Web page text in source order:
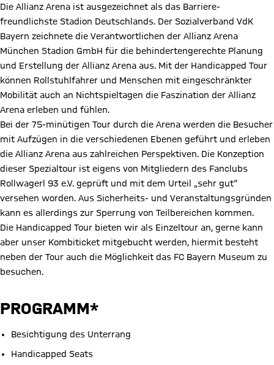
Die Allianz Arena ist ausgezeichnet als das Barriere-
freundlichste Stadion Deutschlands. Der Sozialverband VdK
Bayern zeichnete die Verantwortlichen der Allianz Arena
München Stadion GmbH für die behindertengerechte Planung
und Erstellung der Allianz Arena aus. Mit der Handicapped Tour
können Rollstuhlfahrer und Menschen mit eingeschränkter
Mobilität auch an Nichtspieltagen die Faszination der Allianz
Arena erleben und fühlen.
Bei der 75-minütigen Tour durch die Arena werden die Besucher
mit Aufzügen in die verschiedenen Ebenen geführt und erleben
die Allianz Arena aus zahlreichen Perspektiven. Die Konzeption
dieser Spezialtour ist eigens von Mitgliedern des Fanclubs
Rollwagerl 93 e.V. geprüft und mit dem Urteil „sehr gut“
versehen worden. Aus Sicherheits- und Veranstaltungsgründen
kann es allerdings zur Sperrung von Teilbereichen kommen.
Die Handicapped Tour bieten wir als Einzeltour an, gerne kann
aber unser Kombiticket mitgebucht werden, hiermit besteht
neben der Tour auch die Möglichkeit das FC Bayern Museum zu
besuchen.
PROGRAMM*
Besichtigung des Unterrang
Handicapped Seats